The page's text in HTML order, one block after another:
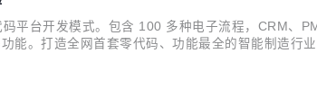
台开发模式。包含 100 多种电子流程，CRM、
。打造全网首套零代码、功能最全的智能制造行